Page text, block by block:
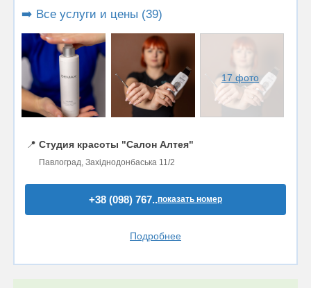
➡️ Все услуги и цены (39)
17 фото
📍 Студия красоты "Салон Алтея"
Павлоград, Західнодонбаська 11/2
+38 (098) 767..показать номер
Подробнее